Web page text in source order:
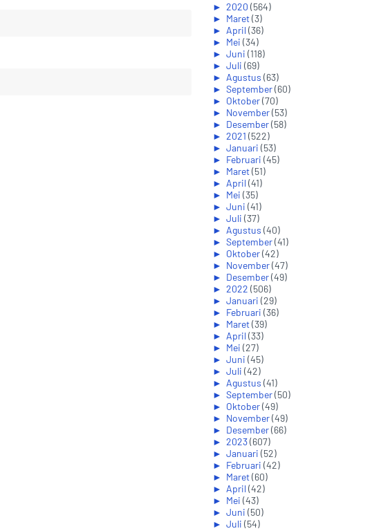
► 2020 (564)
► Maret(3)
► April(36)
► Mei (34)
► Juni (118)
► Juli (69)
► Agustus (63)
► September(60)
► Oktober(70)
► November(53)
► Desember(58)
► 2021 (522)
► Januari (53)
► Februari (45)
► Maret(51)
► April(41)
► Mei (35)
► Juni (41)
► Juli (37)
► Agustus (40)
► September(41)
► Oktober(42)
► November(47)
► Desember(49)
► 2022 (506)
► Januari (29)
► Februari (36)
► Maret(39)
► April(33)
► Mei (27)
► Juni (45)
► Juli (42)
► Agustus (41)
► September(50)
► Oktober(49)
► November(49)
► Desember(66)
► 2023(607)
► Januari (52)
► Februari (42)
► Maret(60)
► April(42)
► Mei (43)
► Juni (50)
► Juli (54)